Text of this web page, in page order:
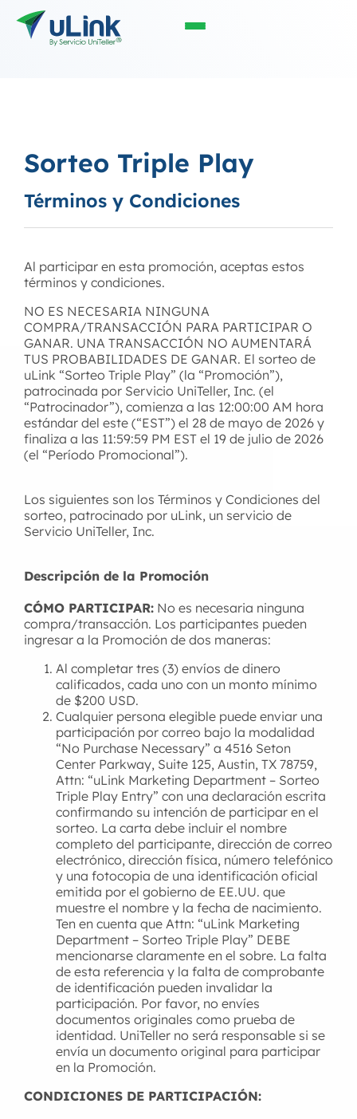
Sorteo Triple Play​
Términos y Condiciones
Al participar en esta promoción, aceptas estos
términos y condiciones.
NO ES NECESARIA NINGUNA
COMPRA/TRANSACCIÓN PARA PARTICIPAR O
GANAR. UNA TRANSACCIÓN NO AUMENTARÁ
TUS PROBABILIDADES DE GANAR. El sorteo de
uLink “Sorteo Triple Play” (la “Promoción”),
patrocinada por Servicio UniTeller, Inc. (el
“Patrocinador”), comienza a las 12:00:00 AM hora
estándar del este (“EST”) el 28 de mayo de 2026 y
finaliza a las 11:59:59 PM EST el 19 de julio de 2026
(el “Período Promocional”).
Los siguientes son los Términos y Condiciones del
sorteo, patrocinado por uLink, un servicio de
Servicio UniTeller, Inc.
Descripción de la Promoción
CÓMO PARTICIPAR: No es necesaria ninguna
compra/transacción. Los participantes pueden
ingresar a la Promoción de dos maneras:
Al completar tres (3) envíos de dinero
calificados, cada uno con un monto mínimo
de $200 USD.
Cualquier persona elegible puede enviar una
participación por correo bajo la modalidad
“No Purchase Necessary” a 4516 Seton
Center Parkway, Suite 125, Austin, TX 78759,
Attn: “uLink Marketing Department – Sorteo
Triple Play Entry” con una declaración escrita
confirmando su intención de participar en el
sorteo. La carta debe incluir el nombre
completo del participante, dirección de correo
electrónico, dirección física, número telefónico
y una fotocopia de una identificación oficial
emitida por el gobierno de EE.UU. que
muestre el nombre y la fecha de nacimiento.
Ten en cuenta que Attn: “uLink Marketing
Department – Sorteo Triple Play” DEBE
mencionarse claramente en el sobre. La falta
de esta referencia y la falta de comprobante
de identificación pueden invalidar la
participación. Por favor, no envíes
documentos originales como prueba de
identidad. UniTeller no será responsable si se
envía un documento original para participar
en la Promoción.
CONDICIONES DE PARTICIPACIÓN: